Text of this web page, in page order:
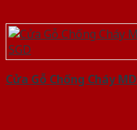
Cửa Gỗ Chống Cháy